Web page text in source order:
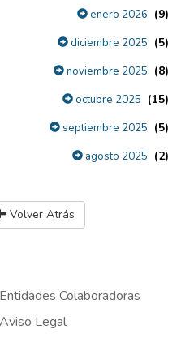
enero 2026 (9)
diciembre 2025 (5)
noviembre 2025 (8)
octubre 2025 (15)
septiembre 2025 (5)
agosto 2025 (2)
Volver Atrás
Entidades Colaboradoras
Aviso Legal